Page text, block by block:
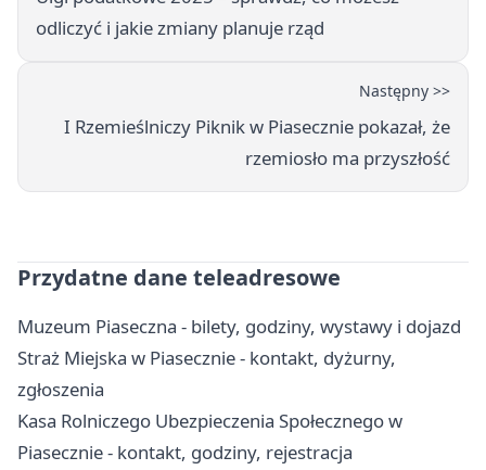
odliczyć i jakie zmiany planuje rząd
Następny >>
I Rzemieślniczy Piknik w Piasecznie pokazał, że
rzemiosło ma przyszłość
Przydatne dane teleadresowe
Muzeum Piaseczna - bilety, godziny, wystawy i dojazd
Straż Miejska w Piasecznie - kontakt, dyżurny,
zgłoszenia
Kasa Rolniczego Ubezpieczenia Społecznego w
Piasecznie - kontakt, godziny, rejestracja